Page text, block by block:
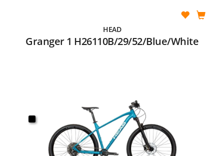
HEAD
Granger 1 H26110B/29/52/Blue/White